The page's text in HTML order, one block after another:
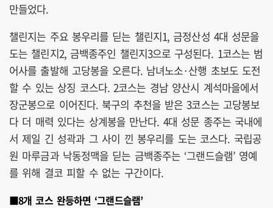
만들었다.
챌린지는 주요 봉우리를 딛는 챌린지1, 금정산성 4대 성문을
도는 챌린지2, 금백종주인 챌린지3으로 구성된다. 1코스는 범
어사를 출발해 고당봉을 오른다. 남녀노소·산행 초보도 도전
할 수 있는 상징 코스다. 2코스는 경남 양산시 계석마을에서
장군봉으로 이어진다. 북구의 추천을 받은 3코스는 고당봉보
다 더 매력 있다는 상계봉을 만난다. 4대 성문 종주는 국내에
서 제일 긴 성곽과 그 사이 낀 봉우리를 도는 코스다. 국립공
원 마루금과 낙동정맥을 딛는 금백종주는 ‘그랜드슬램’ 영예
를 위해 결코 피할 수 없는 구간이다.
■8개 코스 완등하면 ‘그랜드슬램’